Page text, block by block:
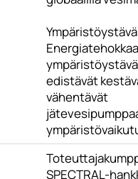
edistävät
vähentävät
SPECTRAL-